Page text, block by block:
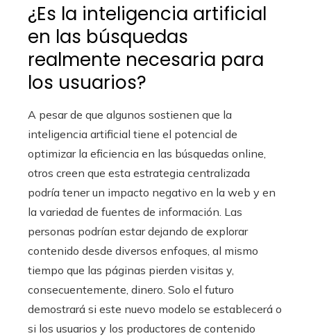
¿Es la inteligencia artificial
en las búsquedas
realmente necesaria para
los usuarios?
A pesar de que algunos sostienen que la
inteligencia artificial tiene el potencial de
optimizar la eficiencia en las búsquedas online,
otros creen que esta estrategia centralizada
podría tener un impacto negativo en la web y en
la variedad de fuentes de información. Las
personas podrían estar dejando de explorar
contenido desde diversos enfoques, al mismo
tiempo que las páginas pierden visitas y,
consecuentemente, dinero. Solo el futuro
demostrará si este nuevo modelo se establecerá o
si los usuarios y los productores de contenido